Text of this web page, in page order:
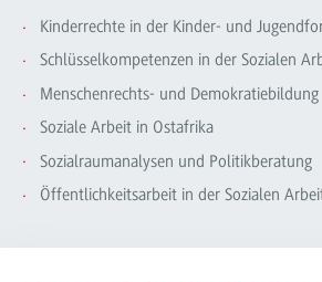
Kinderrechte in der Kinder- und
Schlüsselkompetenzen in der Sozialen
Menschenrechts- und Demokratiebildung
Soziale Arbeit in Ostafrika
Sozialraumanalysen und Politikberatung
Öffentlichkeitsarbeit in der Sozialen